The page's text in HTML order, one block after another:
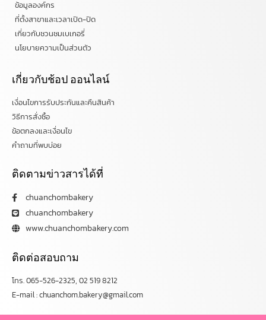
ข้อมูลองค์กร
ที่ตั้งสาขาและเวลาเปิด-ปิด
เกี่ยวกับชวนชมเบเกอรี่
นโยบายความเป็นส่วนตัว
เกี่ยวกับช้อป ออนไลน์
เงื่อนไขการรับประกันและคืนสินค้า
วิธีการสั่งซื้อ
ข้อตกลงและเงื่อนไข
คำถามที่พบบ่อย
ติดตามข่าวสารได้ที่
chuanchombakery
chuanchombakery
www.chuanchombakery.com
ติดต่อสอบถาม
โทร. 065-526-2325, 02 519 8212
E-mail : chuanchom.bakery@gmail.com